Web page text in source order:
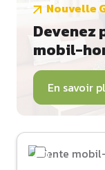
Nouvelle
mobil-
En savoir